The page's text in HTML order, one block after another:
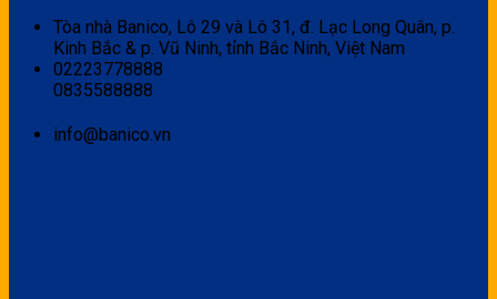
Tòa nhà Banico, Lô 29 và Lô 31, đ. Lạc Long Quân, p.
Kinh Bắc & p. Vũ Ninh, tỉnh Bắc Ninh, Việt Nam
02223778888
0835588888
info@banico.vn